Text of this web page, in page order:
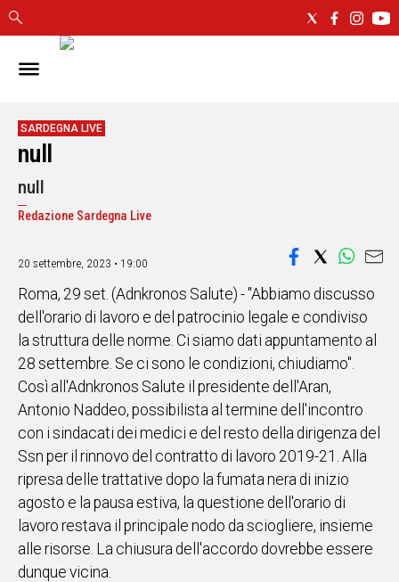
IN
CAGLIARI
SASSARI
ORISTANO
SULCIS
OGLIASTRA
MEDIO
CAMPIDANO
ALTRE
NOTIZIE
ITALIA
NEL
MONDO
SPORT
EVENTI
STORIE
SARDEGNA LIVE
null
null
Redazione Sardegna Live
20 settembre, 2023 • 19:00
Roma, 29 set. (Adnkronos Salute) - "Abbiamo discusso
dell'orario di lavoro e del patrocinio legale e condiviso
la struttura delle norme. Ci siamo dati appuntamento al
28 settembre. Se ci sono le condizioni, chiudiamo".
Così all'Adnkronos Salute il presidente dell'Aran,
Antonio Naddeo, possibilista al termine dell'incontro
con i sindacati dei medici e del resto della dirigenza del
Ssn per il rinnovo del contratto di lavoro 2019-21. Alla
ripresa delle trattative dopo la fumata nera di inizio
agosto e la pausa estiva, la questione dell'orario di
lavoro restava il principale nodo da sciogliere, insieme
alle risorse. La chiusura dell'accordo dovrebbe essere
dunque vicina.